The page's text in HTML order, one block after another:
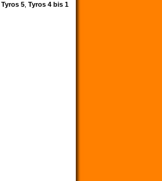
Tyros 5 Tyros 4 bis 1